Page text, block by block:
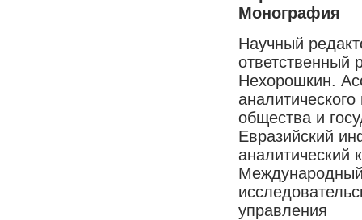
Монография
Научный
ответственный
Нехорошкин.
общества и
Евразийский
аналитический
управления